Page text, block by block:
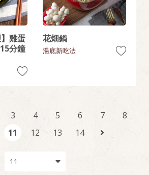
】雞蛋
分鐘
花畑鍋
湯底新吃法
3 4 5 6 7
8
11 12 13 14